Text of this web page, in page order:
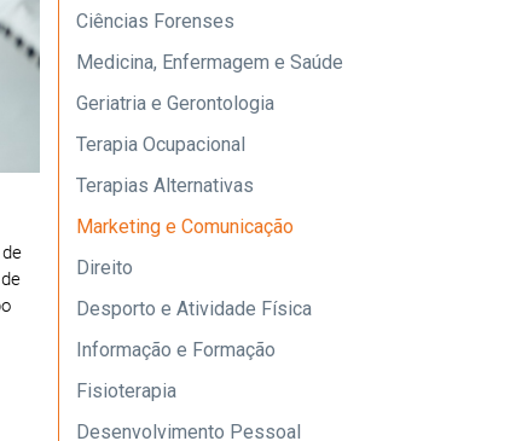
Ciências Forenses
Medicina, Enfermagem e Saúde
Geriatria e Gerontologia
Terapia Ocupacional
Terapias Alternativas
Marketing e Comunicação
Direito
Desporto e Atividade Física
Informação e Formação
Fisioterapia
Desenvolvimento Pessoal